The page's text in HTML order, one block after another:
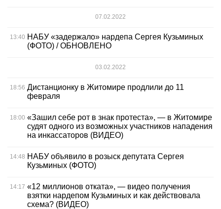
07.02.2022
13:40 НАБУ «задержало» нардепа Сергея Кузьминых
(ФОТО) / ОБНОВЛЕНО
03.02.2022
18:56 Дистанционку в Житомире продлили до 11
февраля
18:00 «Зашил себе рот в знак протеста», — в Житомире
судят одного из возможных участников нападения
на инкассаторов (ВИДЕО)
14:48 НАБУ объявило в розыск депутата Сергея
Кузьминых (ФОТО)
14:17 «12 миллионов отката», — видео получения
взятки нардепом Кузьминых и как действовала
схема? (ВИДЕО)